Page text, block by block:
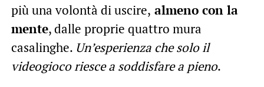
più una volontà di uscire, almeno con la
mente, dalle proprie quattro mura
casalinghe. Un’esperienza che solo il
videogioco riesce a soddisfare a pieno.